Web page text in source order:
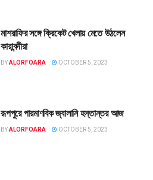
মাশরাফির সঙ্গে ক্রিকেট খেলায় মেতে উঠলেন
কারাবন্দীরা
BYALORFOARA OCTOBER 5, 2023
রূপপুরে পারমাণবিক জ্বালানি হস্তান্তর আজ
BYALORFOARA OCTOBER 5, 2023